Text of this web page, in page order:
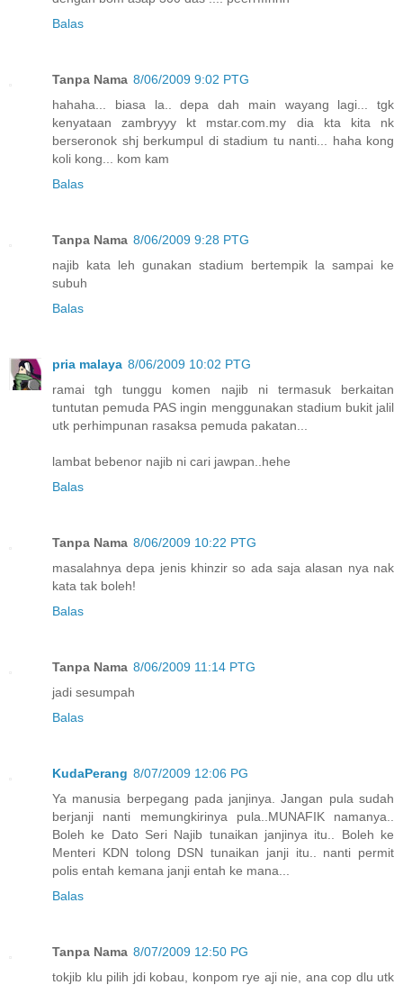
Balas
Tanpa Nama 8/06/2009 9:02 PTG
hahaha... biasa la.. depa dah main wayang lagi... tgk
kenyataan zambryyy kt mstar.com.my dia kta kita nk
berseronok shj berkumpul di stadium tu nanti... haha kong
koli kong... kom kam
Balas
Tanpa Nama 8/06/2009 9:28 PTG
najib kata leh gunakan stadium bertempik la sampai ke
subuh
Balas
pria malaya 8/06/2009 10:02 PTG
ramai tgh tunggu komen najib ni termasuk berkaitan
tuntutan pemuda PAS ingin menggunakan stadium bukit jalil
utk perhimpunan rasaksa pemuda pakatan...
lambat bebenor najib ni cari jawpan..hehe
Balas
Tanpa Nama 8/06/2009 10:22 PTG
masalahnya depa jenis khinzir so ada saja alasan nya nak
kata tak boleh!
Balas
Tanpa Nama 8/06/2009 11:14 PTG
jadi sesumpah
Balas
KudaPerang 8/07/2009 12:06 PG
Ya manusia berpegang pada janjinya. Jangan pula sudah
berjanji nanti memungkirinya pula..MUNAFIK namanya..
Boleh ke Dato Seri Najib tunaikan janjinya itu.. Boleh ke
Menteri KDN tolong DSN tunaikan janji itu.. nanti permit
polis entah kemana janji entah ke mana...
Balas
Tanpa Nama 8/07/2009 12:50 PG
tokjib klu pilih jdi kobau, konpom rye aji nie, ana cop dlu utk